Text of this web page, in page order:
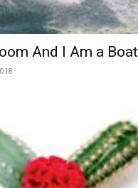
And I Am a Boat